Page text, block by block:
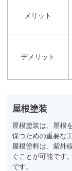
メリット
デメリット
屋根塗装
屋根塗装は、屋根
保つための重要な
屋根塗料は、紫外
ぐことが可能です
です。